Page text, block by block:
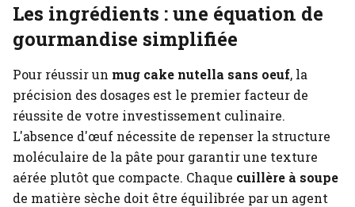
Les ingrédients : une équation de
gourmandise simplifiée
Pour réussir un mug cake nutella sans oeuf, la
précision des dosages est le premier facteur de
réussite de votre investissement culinaire.
L'absence d'œuf nécessite de repenser la structure
moléculaire de la pâte pour garantir une texture
aérée plutôt que compacte. Chaque cuillère à soupe
de matière sèche doit être équilibrée par un agent